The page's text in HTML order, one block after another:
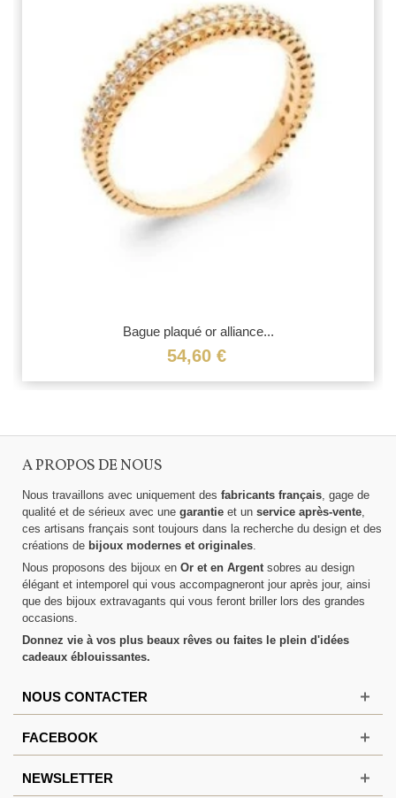
Bague plaqué or alliance...
54,60 €
A PROPOS DE NOUS
Nous travaillons avec uniquement des fabricants français , gage de
qualité et de sérieux avec une garantie et un service après-vente
ces artisans français sont toujours dans la recherche du design et des
créations de bijoux modernes et originales
Nous proposons des bijoux en Or et en Argent sobres au design
élégant et intemporel qui vous accompagneront jour après jour, ainsi
que des bijoux extravagants qui vous feront briller lors des grandes
occasions.
Donnez vie à vos plus beaux rêves ou faites le plein d'idées
cadeaux éblouissantes.
NOUS CONTACTER
FACEBOOK
NEWSLETTER